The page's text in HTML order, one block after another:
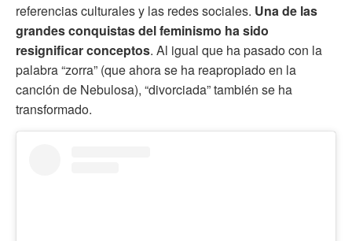
referencias culturales y las redes sociales. Una de las
grandes conquistas del feminismo ha sido
resignificar conceptos. Al igual que ha pasado con la
palabra “zorra” (que ahora se ha reapropiado en la
canción de Nebulosa), “divorciada” también se ha
transformado.